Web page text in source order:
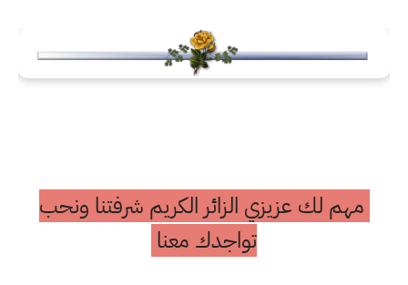
مهم لك عزيزي الزائر الكريم شرفتنا ونحب
تواجدك معنا